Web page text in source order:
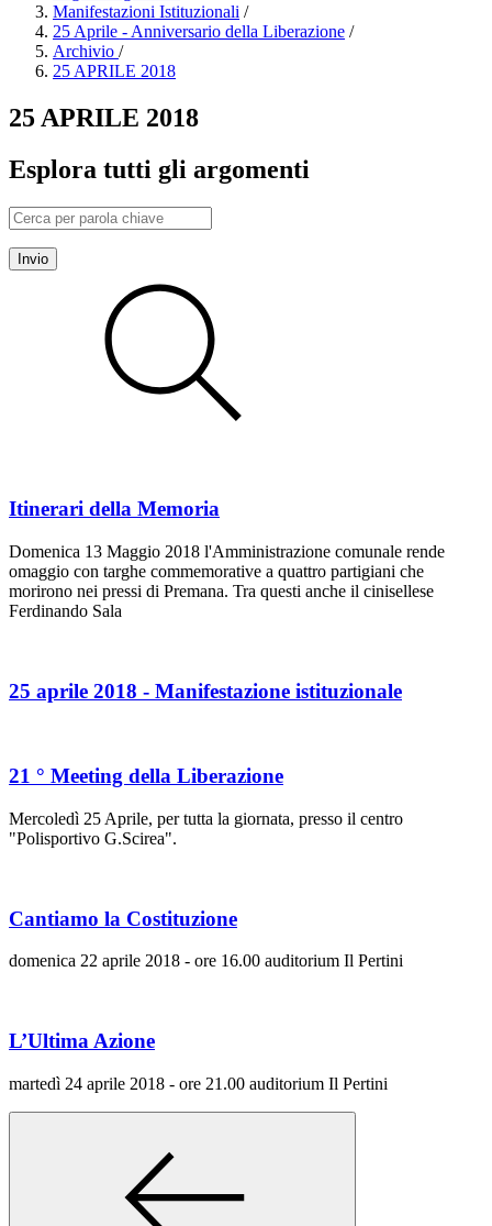
Manifestazioni Istituzionali /
25 Aprile - Anniversario della Liberazione /
Archivio /
25 APRILE 2018
25 APRILE 2018
Esplora tutti gli argomenti
Invio
Itinerari della Memoria
Domenica 13 Maggio 2018 l'Amministrazione comunale rende
omaggio con targhe commemorative a quattro partigiani che
morirono nei pressi di Premana. Tra questi anche il cinisellese
Ferdinando Sala
25 aprile 2018 - Manifestazione istituzionale
21 ° Meeting della Liberazione
Mercoledì 25 Aprile, per tutta la giornata, presso il centro
"Polisportivo G.Scirea".
Cantiamo la Costituzione
domenica 22 aprile 2018 - ore 16.00 auditorium Il Pertini
L’Ultima Azione
martedì 24 aprile 2018 - ore 21.00 auditorium Il Pertini